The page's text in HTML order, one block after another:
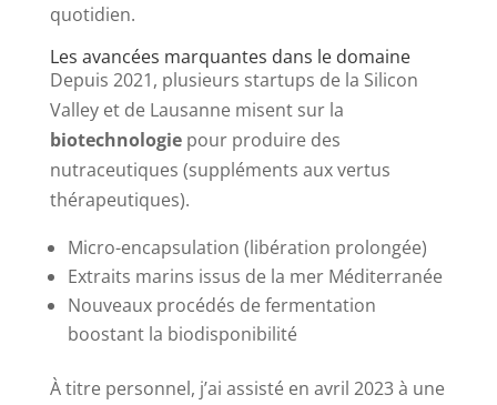
quotidien.
Les avancées marquantes dans le domaine
Depuis 2021, plusieurs startups de la Silicon
Valley et de Lausanne misent sur la
biotechnologiepour produire des
nutraceutiques (suppléments aux vertus
thérapeutiques).
Micro-encapsulation (libération prolongée)
Extraits marins issus de la mer Méditerranée
Nouveaux procédés de fermentation
boostant la biodisponibilité
À titre personnel, j’ai assisté en avril 2023 à une